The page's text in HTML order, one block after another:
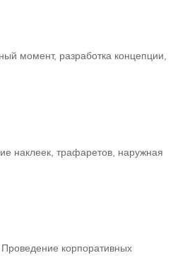
момент, разработка концепции,
наклеек, трафаретов, наружная
корпоративных